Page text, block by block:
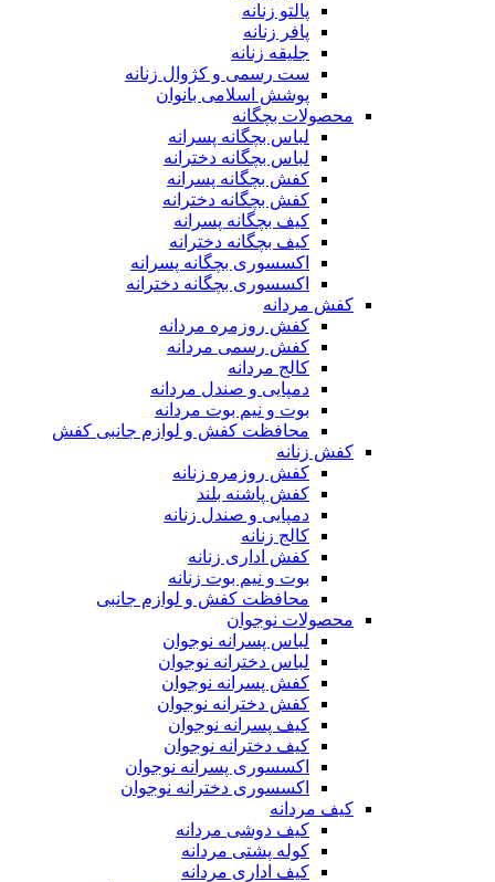
پالتو زنانه
پافر زنانه
جلیقه زنانه
ست رسمی و کژوال زنانه
پوشش اسلامی بانوان
محصولات بچگانه
لباس بچگانه پسرانه
لباس بچگانه دخترانه
کفش بچگانه پسرانه
کفش بچگانه دخترانه
کیف بچگانه پسرانه
کیف بچگانه دخترانه
اکسسوری بچگانه پسرانه
اکسسوری بچگانه دخترانه
کفش مردانه
کفش روزمره مردانه
کفش رسمی مردانه
کالج مردانه
دمپایی و صندل مردانه
بوت و نیم بوت مردانه
محافظت کفش و لوازم جانبی کفش
کفش زنانه
کفش روزمره زنانه
کفش پاشنه بلند
دمپایی و صندل زنانه
کالج زنانه
کفش اداری زنانه
بوت و نیم بوت زنانه
محافظت کفش و لوازم جانبی
محصولات نوجوان
لباس پسرانه نوجوان
لباس دخترانه نوجوان
کفش پسرانه نوجوان
کفش دخترانه نوجوان
کیف پسرانه نوجوان
کیف دخترانه نوجوان
اکسسوری پسرانه نوجوان
اکسسوری دخترانه نوجوان
کیف مردانه
کیف دوشی مردانه
کوله پشتی مردانه
کیف اداری مردانه